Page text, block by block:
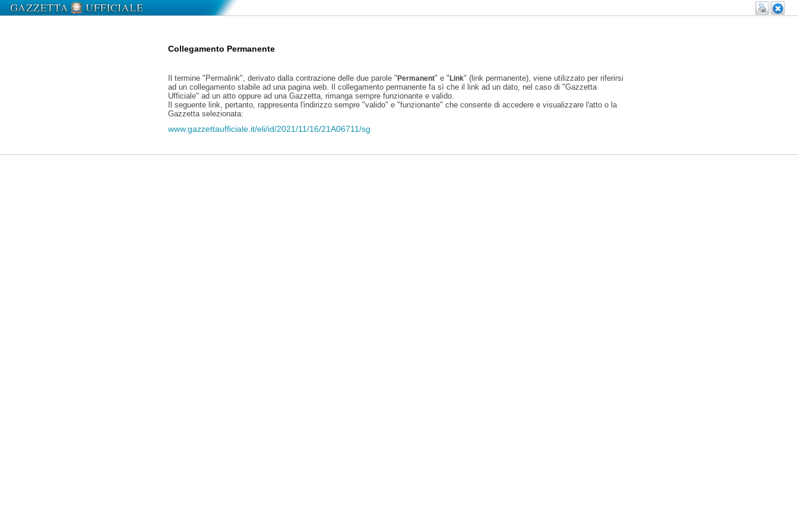
Collegamento Permanente
Il termine "Permalink", derivato dalla contrazione delle due parole "Permanent" e "Link" (link permanente), viene utilizzato per riferirsi
ad un collegamento stabile ad una pagina web. Il collegamento permanente fa sì che il link ad un dato, nel caso di "Gazzetta
Ufficiale" ad un atto oppure ad una Gazzetta, rimanga sempre funzionante e valido.
Il seguente link, pertanto, rappresenta l'indirizzo sempre "valido" e "funzionante" che consente di accedere e visualizzare l'atto o la
Gazzetta selezionata:
www.gazzettaufficiale.it/eli/id/2021/11/16/21A06711/sg